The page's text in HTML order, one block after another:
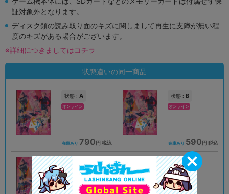
証対象外となります。
ディスク類の読み取り面のキズに関しまして再生に支障が無い程
度のキズがある場合がございます。
※詳細につきましてはコチラ
状態違いの同一商品
状態 : A
オンライン
在庫あり 790円 税込
状態 : B
オンライン
在庫あり 590円 税込
状態 :
オンライン
状態 : B
オンライン